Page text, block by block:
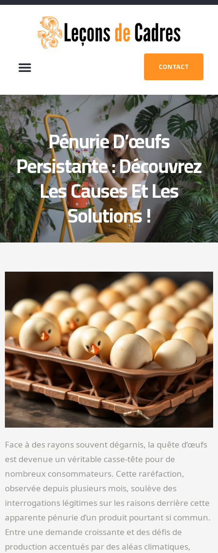
CONTACT
Pénurie D’œufs
Persistante : Découvrez
Les Causes Et Les
Solutions !
Face à des rayons souvent dégarnis, la quête d’œufs
est devenue un véritable casse-tête pour de
nombreux consommateurs. Cette raréfaction,
observée depuis plusieurs mois, soulève des
interrogations légitimes sur les raisons derrière cette
apparente pénurie d’un produit pourtant si commun.
Entre une demande croissante et des défis de
production accentués par des aléas climatiques,